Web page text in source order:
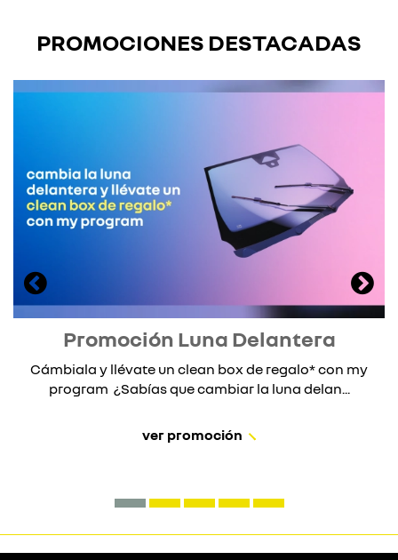
PROMOCIONES DESTACADAS
Promoción Luna Delantera
Cámbiala y llévate un clean box de regalo* con my
program ¿Sabías que cambiar la luna delan...
ver promoción